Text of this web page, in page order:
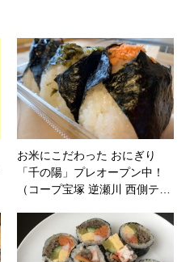
お米にこだわった おにぎり
「千の陽」プレオープン中！
（コープ宝塚 逆瀬川 西側テ…